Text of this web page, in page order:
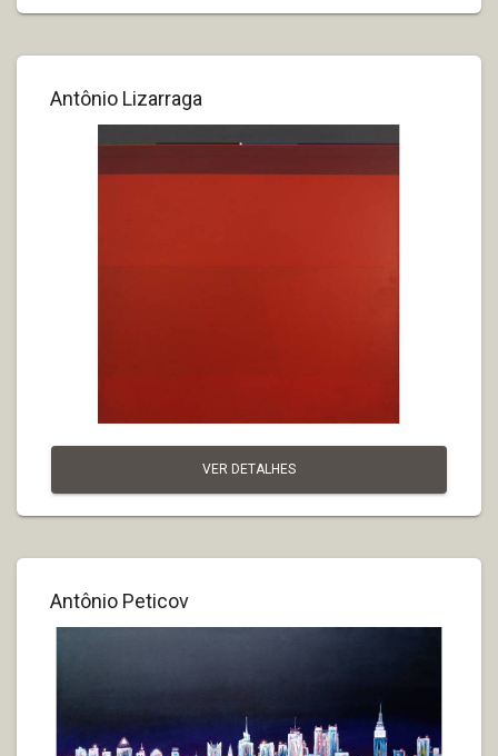
Antônio Lizarraga
VER DETALHES
Antônio Peticov